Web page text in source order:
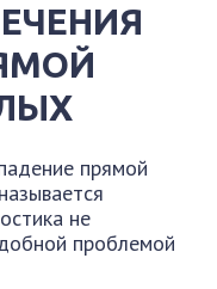
прямой
не
проблемой